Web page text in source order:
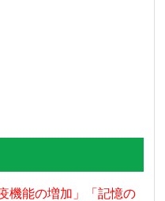
機能の増加」「記憶の